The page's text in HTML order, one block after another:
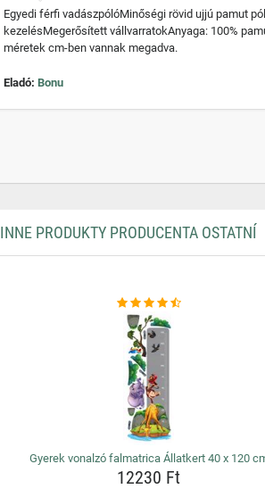
Egyedi férfi vadászpólóMinőségi rövid ujjú pamut
kezelésMegerősített vállvarratokAnyaga: 100%
méretek cm-ben vannak megadva.
Eladó: Bonu
INNE PRODUKTY PRODUCENTA OSTATNÍ
Gyerek vonalzó falmatrica Állatkert 40 x 120
12230 Ft